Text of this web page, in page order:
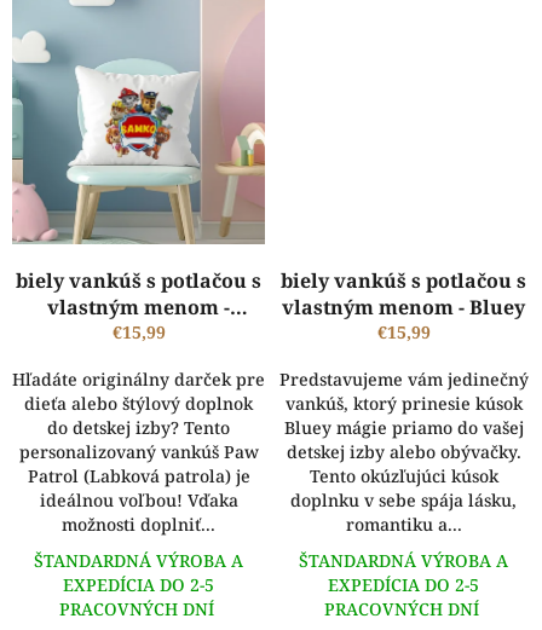
biely vankúš s potlačou s
vlastným menom -
LABKOVÁ PATROLA (PAW
€15,99
Hľadáte originálny darček pre
dieťa alebo štýlový doplnok
do detskej izby? Tento
personalizovaný vankúš Paw
Patrol (Labková patrola) je
ideálnou voľbou! Vďaka
možnosti doplniť...
ŠTANDARDNÁ VÝROBA A
EXPEDÍCIA DO 2-5
PRACOVNÝCH DNÍ
biely vankúš s potlačou s
vlastným menom - Bluey
€15,99
Predstavujeme vám jedinečný
vankúš, ktorý prinesie kúsok
Bluey mágie priamo do vašej
detskej izby alebo obývačky.
Tento okúzľujúci kúsok
doplnku v sebe spája lásku,
romantiku a...
ŠTANDARDNÁ VÝROBA A
EXPEDÍCIA DO 2-5
PRACOVNÝCH DNÍ